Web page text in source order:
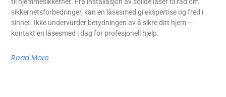
sikkerhetsforbedringer, kan en låsesmed gi ekspertise og fred i
sinnet. Ikke undervurder betydningen av å sikre ditt hjem –
kontakt en låsesmed i dag for profesjonell hjelp.
Read More